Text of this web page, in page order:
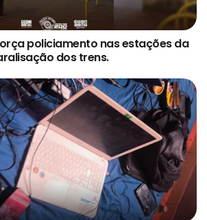
policiamento nas estações da
dos trens.